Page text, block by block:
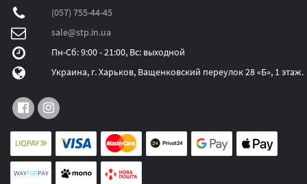
(057) 755-44-45
sale@stp.in.ua
Пн-Сб: 9:00 - 21:00, Вс: выходной
Украина, г. Харьков, Ващенковский переулок 28 «Б», 1 этаж.